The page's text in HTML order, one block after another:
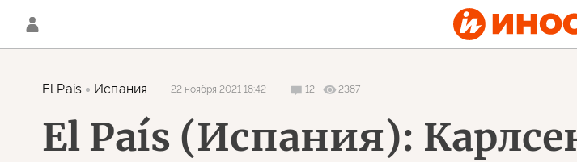
El Pais Испания 22 ноября 2021 18:42 12 2387
El País (Испания):